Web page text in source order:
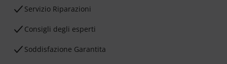
Servizio Riparazioni
Consigli degli esperti
Soddisfazione Garantita